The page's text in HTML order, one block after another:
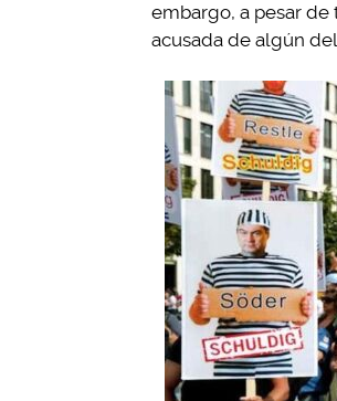
embargo, a pesar
acusada de algún